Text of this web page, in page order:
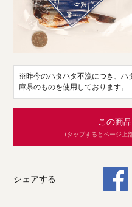
※昨今のハタハタ不漁につき、ハ
庫県のものを使用しております。
この商
(タップするとページ上
シェアする